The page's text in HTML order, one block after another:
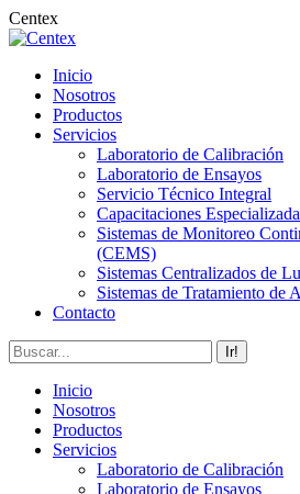
Saltar
al
Centex
Inicio
Nosotros
Productos
Servicios
Laboratorio de Calibración
Laboratorio de Ensayos
Servicio Técnico Integral
Capacitaciones
Sistemas de Monitoreo
(CEMS)
Sistemas Centralizados de
Sistemas de Tratamiento de
Contacto
Buscar:
Inicio
Nosotros
Productos
Servicios
Laboratorio de Calibración
Laboratorio de Ensayos